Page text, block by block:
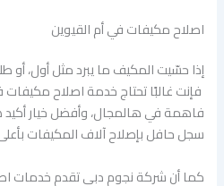
اصلاح مكيفات في أم القيوين
إذا حسّيت المكيف ما يبرد مثل أول،
فإنت غالبًا تحتاج خدمة اصلاح
فاهمة في هالمجال، وأفضل خيار
سجل حافل بإصلاح آلاف المكيفات
كما أن شركة نجوم دبي تقدم خدمات